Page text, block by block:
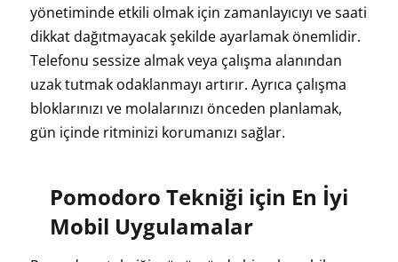
yönetiminde etkili olmak için zamanlayıcıyı ve saati
dikkat dağıtmayacak şekilde ayarlamak önemlidir.
Telefonu sessize almak veya çalışma alanından
uzak tutmak odaklanmayı artırır. Ayrıca çalışma
bloklarınızı ve molalarınızı önceden planlamak,
gün içinde ritminizi korumanızı sağlar.
Pomodoro Tekniği için En İyi
Mobil Uygulamalar